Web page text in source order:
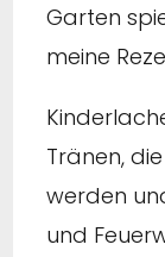
Garten
meine
Tränen,
werden
und